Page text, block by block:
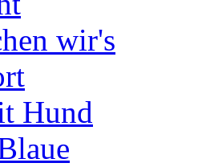
wir's
Hund